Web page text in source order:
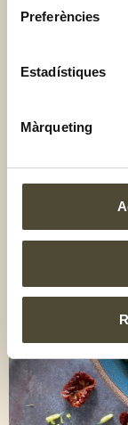
Preferències
Estadístiques
Màrqueting
Amanida
pinyons